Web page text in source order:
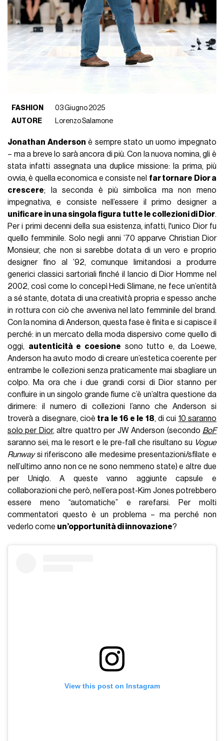
FASHION
03 Giugno 2025
AUTORE
Lorenzo Salamone
Jonathan Anderson è sempre stato un uomo impegnato
– ma a breve lo sarà ancora di più. Con la nuova nomina, gli è
stata infatti assegnata una duplice missione: la prima, più
ovvia, è quella economica e consiste nel far tornare Dior a
crescere; la seconda è più simbolica ma non meno
impegnativa, e consiste nell’essere il primo designer a
unificare in una singola figura tutte le collezioni di Dior.
Per i primi decenni della sua esistenza, infatti, l'unico Dior fu
quello femminile. Solo negli anni ’70 apparve Christian Dior
Monsieur, che non si sarebbe dotata di un vero e proprio
designer fino al ’92, comunque limitandosi a produrre
generici classici sartoriali finché il lancio di Dior Homme nel
2002, così come lo concepì Hedi Slimane, ne fece un’entità
a sé stante, dotata di una creatività propria e spesso anche
in rottura con ciò che avveniva nel lato femminile del brand.
Con la nomina di Anderson, questa fase è finita e si capisce il
perché: in un mercato della moda dispersivo come quello di
oggi, autenticità e coesione sono tutto e, da Loewe,
Anderson ha avuto modo di creare un’estetica coerente per
entrambe le collezioni senza praticamente mai sbagliare un
colpo. Ma ora che i due grandi corsi di Dior stanno per
confluire in un singolo grande fiume c’è un’altra questione da
dirimere: il numero di collezioni l’anno che Anderson si
troverà a disegnare, cioè tra le 16 e le 18, di cui 10 saranno
solo per Dior, altre quattro per JW Anderson (secondo BoF
saranno sei, ma le resort e le pre-fall che risultano su Vogue
Runwaysi riferiscono alle medesime presentazioni/sfilate e
nell’ultimo anno non ce ne sono nemmeno state) e altre due
per Uniqlo. A queste vanno aggiunte capsule e
collaborazioni che però, nell’era post-Kim Jones potrebbero
essere meno “automatiche” e rarefarsi. Per molti
commentatori questo è un problema – ma perché non
vederlo come un’opportunità di innovazione?
View this post on Instagram